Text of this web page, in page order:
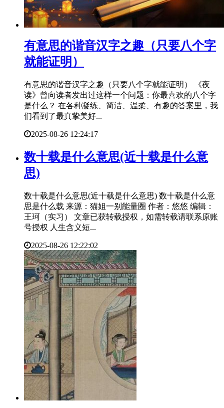
​有意思的谐音汉字之趣（只要八个字
就能证明）
有意思的谐音汉字之趣（只要八个字就能证明） 《夜
读》曾向读者发出过这样一个问题：你最喜欢的八个字
是什么？ 在各种凝练、简洁、温柔、有趣的答案里，我
们看到了最真挚美好...
2025-08-26 12:24:17
​数十载是什么意思(近十载是什么意
思)
数十载是什么意思(近十载是什么意思) 数十载是什么意
思是什么载 来源：猫姐一别能量圈 作者：悠悠 编辑：
王珂（实习） 文章已获转载授权，如需转载请联系原账
号授权 人生含义短...
2025-08-26 12:22:02